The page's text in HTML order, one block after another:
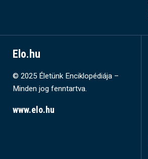
Elo.hu
© 2025 Életünk Enciklopédiája –
Minden jog fenntartva.
www.elo.hu